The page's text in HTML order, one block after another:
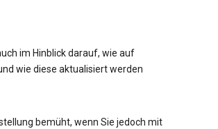
im Hinblick darauf, wie auf
wie diese aktualisiert werden
bemüht, wenn Sie jedoch mit